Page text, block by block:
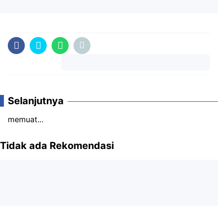
Selanjutnya
memuat...
Tidak ada Rekomendasi